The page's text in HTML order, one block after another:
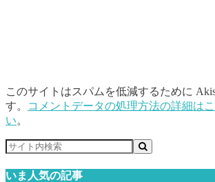
このサイトはスパムを低減するために
す。
コメントデータの処理方法の詳細は
い。
いま人気の記事